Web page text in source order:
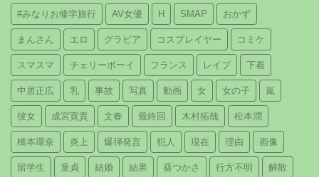
#みなりお修学旅行 AV女優 H SMAP おかず
まんさん エロ グラビア コスプレイヤー コミケ
スマスマ チェリーボーイ フランス レイプ 下着
中居正広 乳 事故 写真 動画 女 女の子 嵐
彼女 成宮寛貴 文春 最終回 木村拓哉 松本潤
橋本環奈 炎上 爆弾発言 犯人 現在 理由 画像
留学生 童貞 結婚 結果 葵つかさ 行方不明 解散